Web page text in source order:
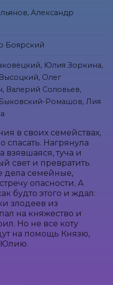
Александр
Боярский
Юлия Зоркина,
Олег
Валерий Соловьев,
Ромашов, Лия
в своих семействах,
спасать. Нагрянула
взявшаяся, туча и
свет и превратить
дела семейные,
опасности. А
будто этого и ждал:
злодеев из
на княжество и
Но не все коту
на помощь Князю,
Юлию.